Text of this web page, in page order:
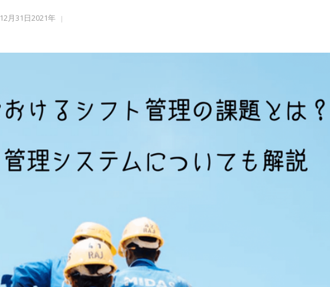
12月31日2021年